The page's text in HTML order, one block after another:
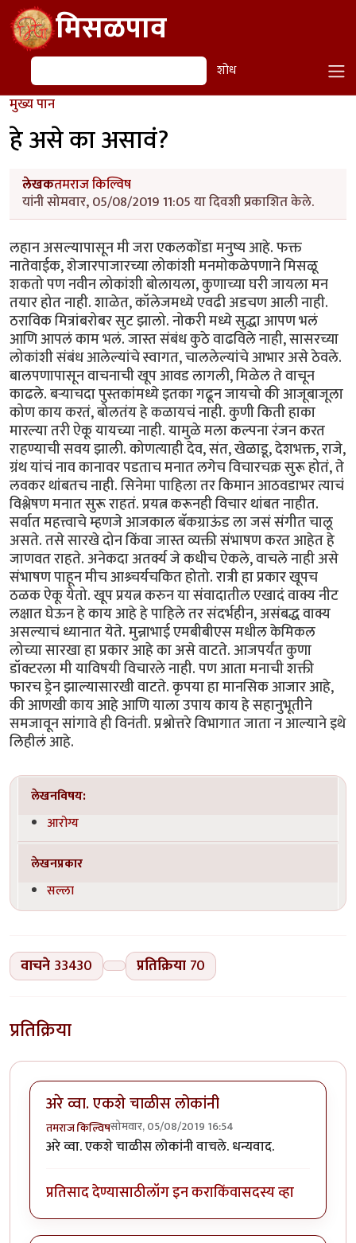
Skip to main contentमिसळपाव
शोध शोध
मुख्य पान
हे असे का असावं?
लेखकतमराज किल्विष
यांनी सोमवार, 05/08/2019 11:05 या दिवशी प्रकाशित केले.
लहान असल्यापासून मी जरा एकलकोंडा मनुष्य आहे. फक्त
नातेवाईक, शेजारपाजारच्या लोकांशी मनमोकळेपणाने मिसळू
शकतो पण नवीन लोकांशी बोलायला, कुणाच्या घरी जायला मन
तयार होत नाही. शाळेत, कॉलेजमध्ये एवढी अडचण आली नाही.
ठराविक मित्रांबरोबर सुट झालो. नोकरी मध्ये सुद्धा आपण भलं
आणि आपलं काम भलं. जास्त संबंध कुठे वाढविले नाही, सासरच्या
लोकांशी संबंध आलेल्यांचे स्वागत, चाललेल्यांचे आभार असे ठेवले.
बालपणापासून वाचनाची खूप आवड लागली, मिळेल ते वाचून
काढले. बऱ्याचदा पुस्तकांमध्ये इतका गढून जायचो की आजूबाजूला
कोण काय करतं, बोलतंय हे कळायचं नाही. कुणी किती हाका
मारल्या तरी ऐकू यायच्या नाही. यामुळे मला कल्पना रंजन करत
राहण्याची सवय झाली. कोणत्याही देव, संत, खेळाडू, देशभक्त, राजे,
ग्रंथ यांचं नाव कानावर पडताच मनात लगेच विचारचक्र सुरू होतं, ते
लवकर थांबतच नाही. सिनेमा पाहिला तर किमान आठवडाभर त्याचं
विश्लेषण मनात सुरू राहतं. प्रयत्न करूनही विचार थांबत नाहीत.
सर्वात महत्त्वाचे म्हणजे आजकाल बॅकग्राऊंड ला जसं संगीत चालू
असते. तसे सारखे दोन किंवा जास्त व्यक्ती संभाषण करत आहेत हे
जाणवत राहते. अनेकदा अतर्क्य जे कधीच ऐकले, वाचले नाही असे
संभाषण पाहून मीच आश्र्चर्यचकित होतो. रात्री हा प्रकार खूपच
ठळक ऐकू येतो. खूप प्रयत्न करुन या संवादातील एखादं वाक्य नीट
लक्षात घेऊन हे काय आहे हे पाहिले तर संदर्भहीन, असंबद्ध वाक्य
असल्याचं ध्यानात येते. मुन्नाभाई एमबीबीएस मधील केमिकल
लोच्या सारखा हा प्रकार आहे का असे वाटते. आजपर्यंत कुणा
डॉक्टरला मी याविषयी विचारले नाही. पण आता मनाची शक्ती
फारच ड्रेन झाल्यासारखी वाटते. कृपया हा मानसिक आजार आहे,
की आणखी काय आहे आणि याला उपाय काय हे सहानुभूतीने
समजावून सांगावे ही विनंती. प्रश्नोत्तरे विभागात जाता न आल्याने इथे
लिहीलं आहे.
लेखनविषय:
आरोग्य
लेखनप्रकार
सल्ला
वाचने 33430 प्रतिक्रिया 70
प्रतिक्रिया
अरे व्वा. एकशे चाळीस लोकांनी
तमराज किल्विषसोमवार, 05/08/2019 16:54
अरे व्वा. एकशे चाळीस लोकांनी वाचले. धन्यवाद.
प्रतिसाद देण्यासाठीलॉग इन कराकिंवासदस्य व्हा